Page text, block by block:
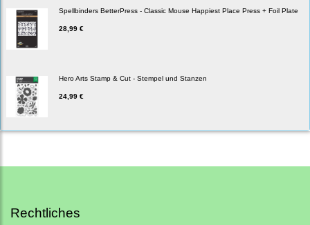
Spellbinders BetterPress - Classic Mouse Happiest Place Press + Foil Plate
28,99 €
Hero Arts Stamp & Cut - Stempel und Stanzen
24,99 €
Rechtliches